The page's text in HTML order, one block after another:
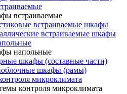
встраиваемые
встраиваемые шкафы
встраиваемые шкафы
напольные
шкафы (составные части)
шкафы (рамы)
микроклимата
контроля микроклимата